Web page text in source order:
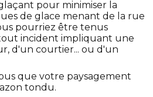
pour minimiser la
de glace menant de la rue
pourriez être tenus
incident impliquant une
d'un courtier... ou d'un
que votre paysagement
tondu.